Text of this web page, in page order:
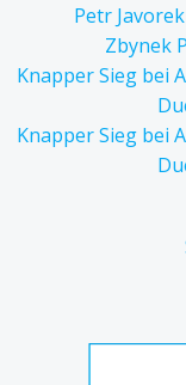
Petr
Zbynek
Knapper Sieg bei
Knapper Sieg bei